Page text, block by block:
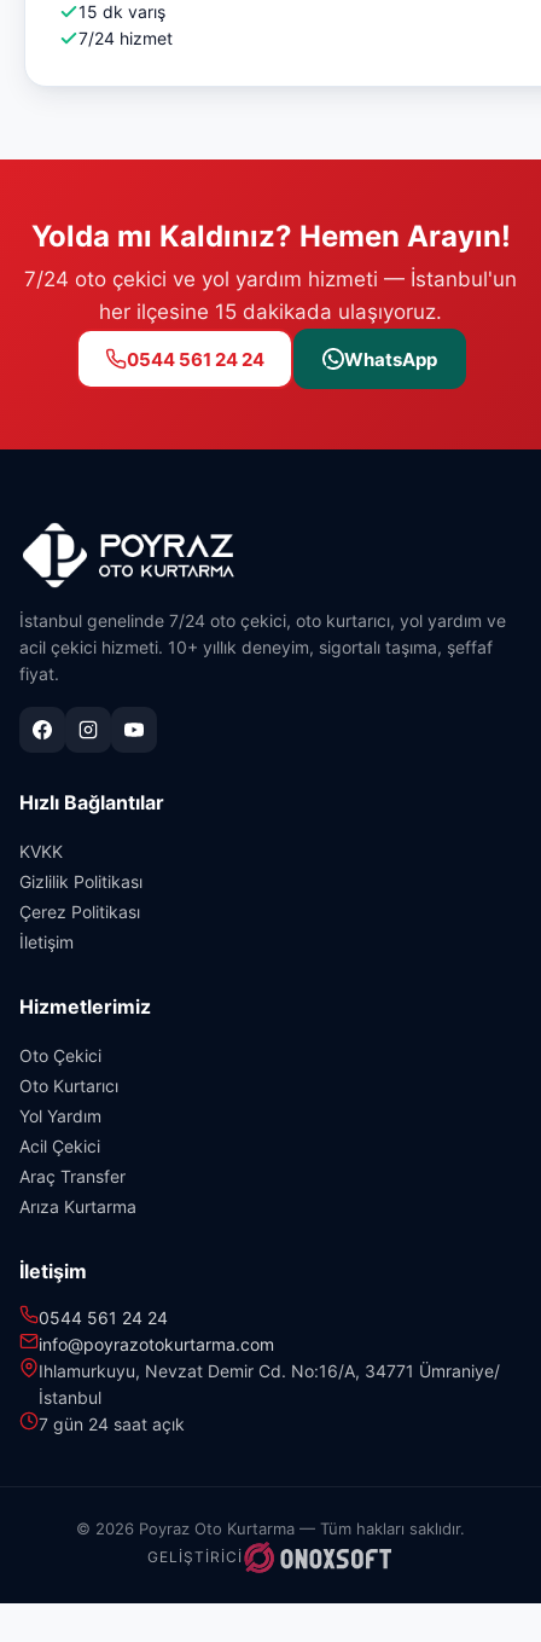
15 dk varış
7/24 hizmet
Yolda mı Kaldınız? Hemen Arayın!
7/24 oto çekici ve yol yardım hizmeti — İstanbul'un
her ilçesine 15 dakikada ulaşıyoruz.
0544 561 24 24 WhatsApp
İstanbul genelinde 7/24 oto çekici, oto kurtarıcı, yol yardım ve
acil çekici hizmeti. 10+ yıllık deneyim, sigortalı taşıma, şeffaf
fiyat.
Hızlı Bağlantılar
KVKK
Gizlilik Politikası
Çerez Politikası
İletişim
Hizmetlerimiz
Oto Çekici
Oto Kurtarıcı
Yol Yardım
Acil Çekici
Araç Transfer
Arıza Kurtarma
İletişim
0544 561 24 24
info@poyrazotokurtarma.com
Ihlamurkuyu, Nevzat Demir Cd. No:16/A, 34771 Ümraniye/
İstanbul
7 gün 24 saat açık
© 2026 Poyraz Oto Kurtarma — Tüm hakları saklıdır.
GELIŞTIRICI